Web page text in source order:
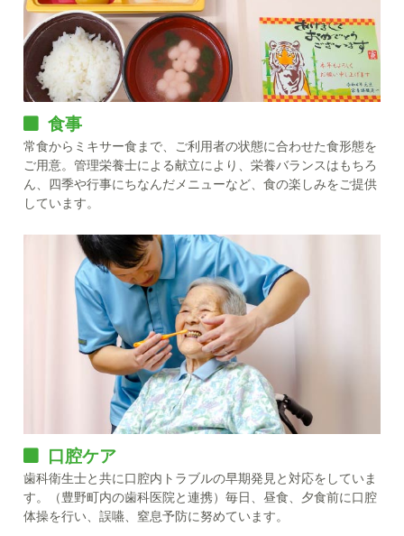
食事
常食からミキサー食まで、ご利用者の状態に合わせた食形態を
ご用意。管理栄養士による献立により、栄養バランスはもちろ
ん、四季や行事にちなんだメニューなど、食の楽しみをご提供
しています。
口腔ケア
歯科衛生士と共に口腔内トラブルの早期発見と対応をしていま
す。（豊野町内の歯科医院と連携）毎日、昼食、夕食前に口腔
体操を行い、誤嚥、窒息予防に努めています。